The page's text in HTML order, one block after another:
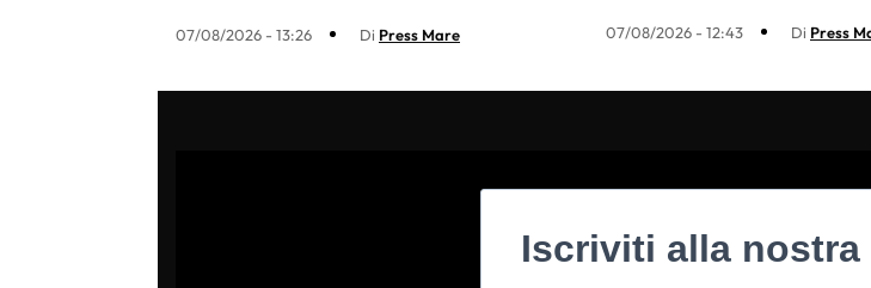
07/08/2026 - 13:26 Di Press Mare 07/08/2026 - 12:43 Di Press
Iscriviti alla nostra